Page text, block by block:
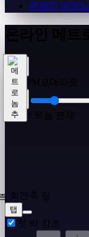
온라인 피아노
100
탭
첫 박 강조